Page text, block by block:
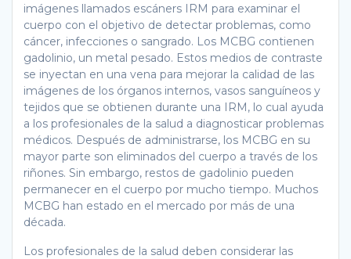
imágenes llamados escáners IRM para examinar el
cuerpo con el objetivo de detectar problemas, como
cáncer, infecciones o sangrado. Los MCBG contienen
gadolinio, un metal pesado. Estos medios de contraste
se inyectan en una vena para mejorar la calidad de las
imágenes de los órganos internos, vasos sanguíneos y
tejidos que se obtienen durante una IRM, lo cual ayuda
a los profesionales de la salud a diagnosticar problemas
médicos. Después de administrarse, los MCBG en su
mayor parte son eliminados del cuerpo a través de los
riñones. Sin embargo, restos de gadolinio pueden
permanecer en el cuerpo por mucho tiempo. Muchos
MCBG han estado en el mercado por más de una
década.
Los profesionales de la salud deben considerar las